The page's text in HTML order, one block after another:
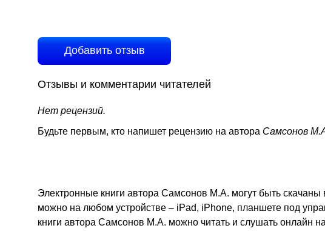
Добавить отзыв
Отзывы и комментарии читателей
Нет рецензий.
Будьте первым, кто напишет рецензию на автора Самсонов
Электронные книги автора Самсонов М.А. могут быть скачаны
можно на любом устройстве – iPad, iPhone, планшете под
книги автора Самсонов М.А. можно читать и слушать онлайн